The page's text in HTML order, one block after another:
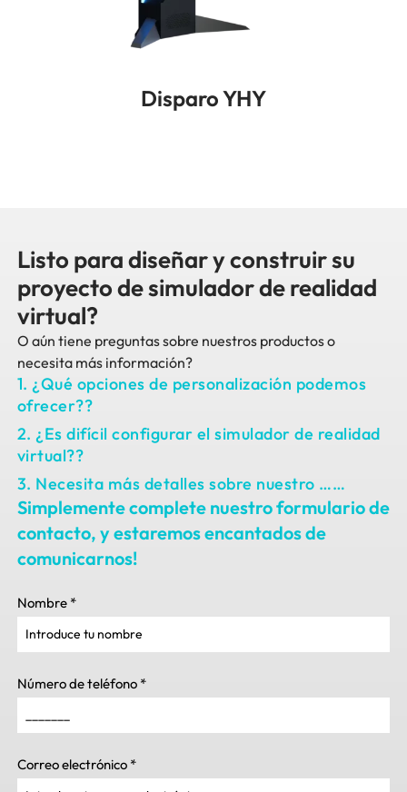
Disparo YHY
Listo para diseñar y construir su
proyecto de simulador de realidad
virtual?
O aún tiene preguntas sobre nuestros productos o
necesita más información?
1. ¿Qué opciones de personalización podemos
ofrecer??
2. ¿Es difícil configurar el simulador de realidad
virtual??
3. Necesita más detalles sobre nuestro ……
Simplemente complete nuestro formulario de
contacto, y estaremos encantados de
comunicarnos!
Nombre *
Número de teléfono *
Correo electrónico *